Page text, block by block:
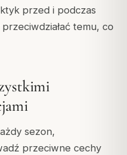
przed i podczas
temu, co
sezon,
przeciwne cechy